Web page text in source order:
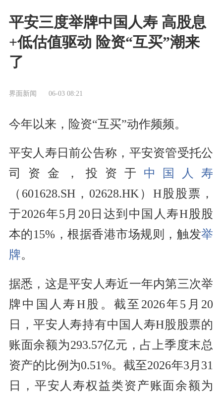
平安三度举牌中国人寿 高股息
+低估值驱动 险资“互买”潮来
了
界面新闻 06-03 08:21
今年以来，险资“互买”动作频频。
平安人寿日前公告称，平安资管受托公
司资金，投资于 中国人寿
（601628.SH，02628.HK）H股股票，
于2026年5月20日达到中国人寿H股股
本的15%，根据香港市场规则，触发举
牌。
据悉，这是平安人寿近一年内第三次举
牌中国人寿H股。截至2026年5月20
日，平安人寿持有中国人寿H股股票的
账面余额为293.57亿元，占上季度末总
资产的比例为0.51%。截至2026年3月31
日，平安人寿权益类资产账面余额为